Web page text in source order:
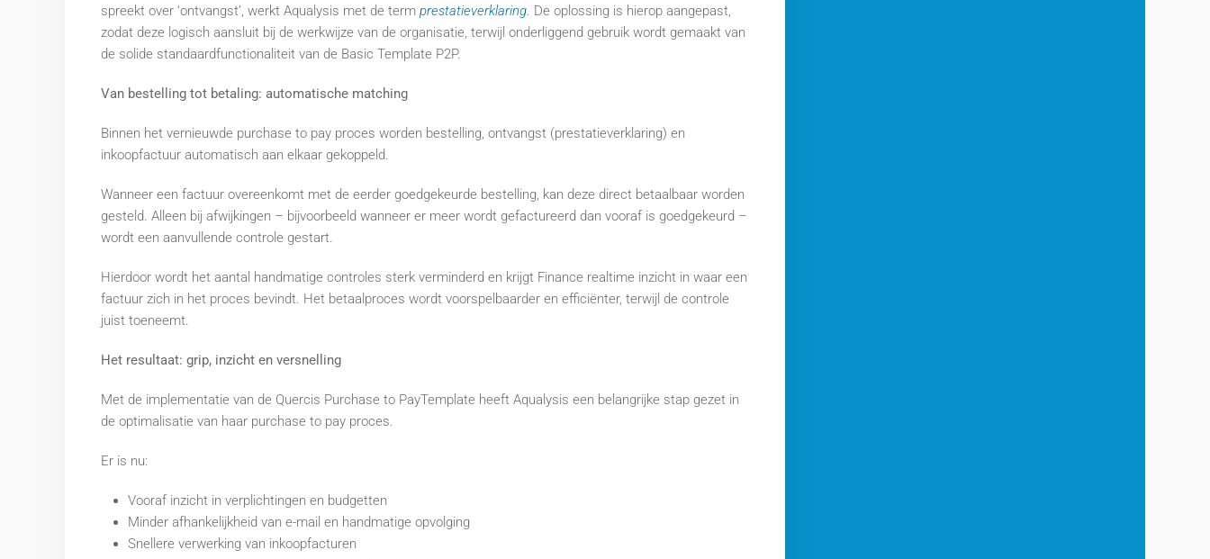
spreekt over ‘ontvangst’, werkt Aqualysis met de term prestatieverklaring. De oplossing is hierop aangepast,
zodat deze logisch aansluit bij de werkwijze van de organisatie, terwijl onderliggend gebruik wordt gemaakt van
de solide standaardfunctionaliteit van de Basic Template P2P.
Van bestelling tot betaling: automatische matching
Binnen het vernieuwde purchase to pay proces worden bestelling, ontvangst (prestatieverklaring) en
inkoopfactuur automatisch aan elkaar gekoppeld.
Wanneer een factuur overeenkomt met de eerder goedgekeurde bestelling, kan deze direct betaalbaar worden
gesteld. Alleen bij afwijkingen – bijvoorbeeld wanneer er meer wordt gefactureerd dan vooraf is goedgekeurd –
wordt een aanvullende controle gestart.
Hierdoor wordt het aantal handmatige controles sterk verminderd en krijgt Finance realtime inzicht in waar een
factuur zich in het proces bevindt. Het betaalproces wordt voorspelbaarder en efficiënter, terwijl de controle
juist toeneemt.
Het resultaat: grip, inzicht en versnelling
Met de implementatie van de Quercis Purchase to PayTemplate heeft Aqualysis een belangrijke stap gezet in
de optimalisatie van haar purchase to pay proces.
Er is nu:
Vooraf inzicht in verplichtingen en budgetten
Minder afhankelijkheid van e-mail en handmatige opvolging
Snellere verwerking van inkoopfacturen